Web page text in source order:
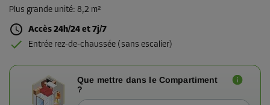
Plus grande unité: 8,2 m²
Accès 24h/24 et 7j/7
Entrée rez-de-chaussée (sans escalier)
Que mettre dans le Compartiment
?